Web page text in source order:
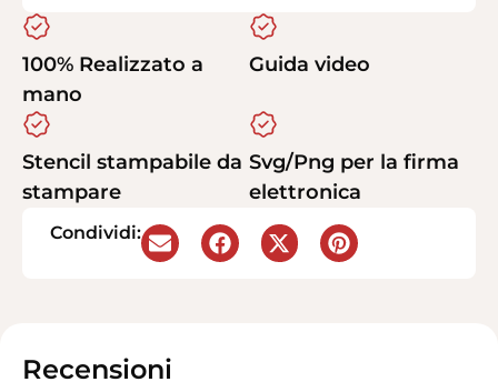
100% Realizzato a
mano
Guida video
Stencil stampabile da
stampare
Svg/Png per la firma
elettronica
Condividi:
Recensioni